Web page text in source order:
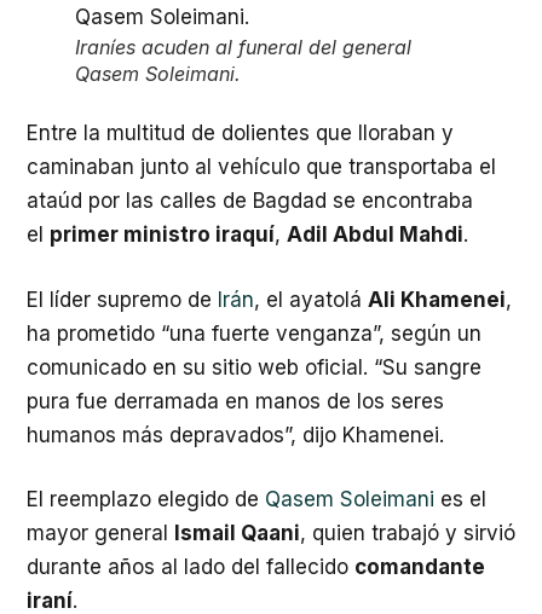
Iraníes acuden al funeral del general
Qasem Soleimani.
Entre la multitud de dolientes que lloraban y
caminaban junto al vehículo que transportaba el
ataúd por las calles de Bagdad se encontraba
el primer ministro iraquí, Adil Abdul Mahdi.
El líder supremo de Irán, el ayatolá Ali Khamenei,
ha prometido “una fuerte venganza”, según un
comunicado en su sitio web oficial. “Su sangre
pura fue derramada en manos de los seres
humanos más depravados”, dijo Khamenei.
El reemplazo elegido de Qasem Soleimani es el
mayor general
Ismail Qaani, quien trabajó y sirvió
durante años al lado del fallecido comandante
iraní.